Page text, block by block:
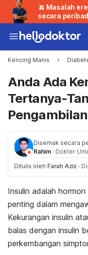
🍌 Masalah
secara
Kencing Manis
Anda Ada
Tertanya-
Disemak secara
Rahim · Dokter
Ditulis oleh Farah Aziz ·
Insulin adalah
penting dalam
Kekurangan insulin
balas dengan insulin
perkembangan